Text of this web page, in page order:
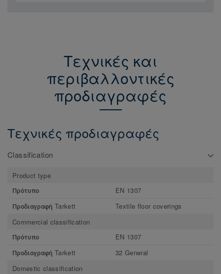
Τεχνικές και
περιβαλλοντικές
προδιαγραφές
Τεχνικές προδιαγραφές
Classification
Product type
Πρότυπο
EN 1307
Προδιαγραφή Tarkett
Textile floor coverings
Commercial classification
Πρότυπο
EN 1307
Προδιαγραφή Tarkett
32 General
Domestic classification